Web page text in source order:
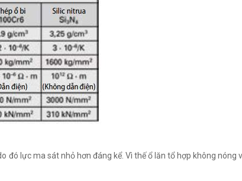
đó lực ma sát nhỏ hơn đáng kể. Vì thế ổ lăn tổ hợp không nóng